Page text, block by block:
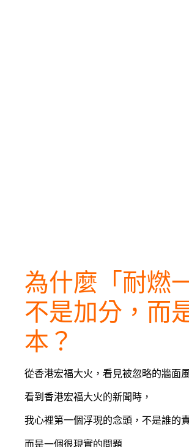
為什麼「耐燃
不是加分，而
本？
從香港宏福大火，看見被忽略的牆面
看到香港宏福大火的新聞時，
我心裡第一個浮現的念頭，不是誰的
而是一個很現實的問題